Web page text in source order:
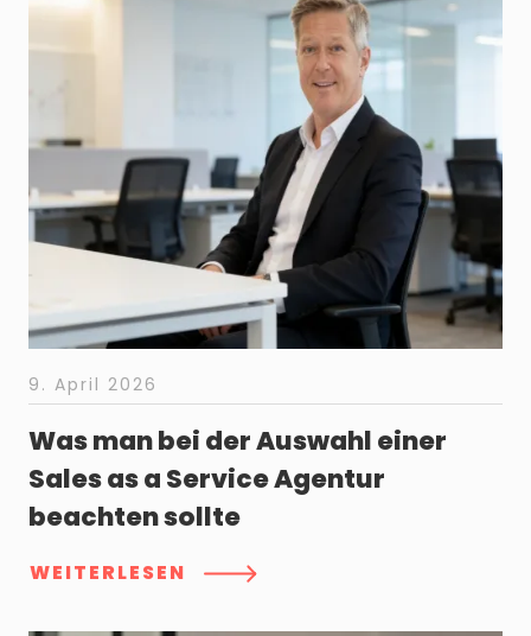
9. April 2026
Was man bei der Auswahl einer
Sales as a Service Agentur
beachten sollte
WEITERLESEN